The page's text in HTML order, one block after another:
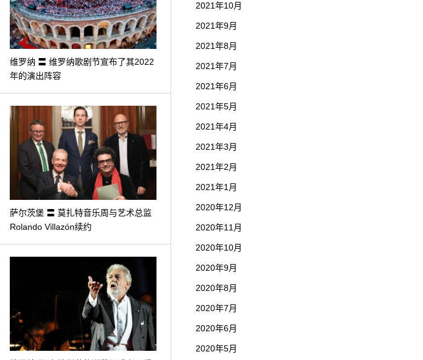
维罗纳 〓 维罗纳歌剧节宣布了其2022
年的演出阵容
萨尔茨堡 〓 莫扎特音乐周与艺术总监
Rolando Villazón续约
2021年10月
2021年9月
2021年8月
2021年7月
2021年6月
2021年5月
2021年4月
2021年3月
2021年2月
2021年1月
2020年12月
2020年11月
2020年10月
2020年9月
2020年8月
2020年7月
2020年6月
2020年5月